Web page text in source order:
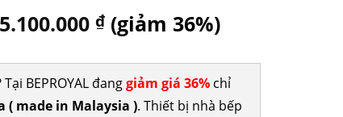
5.100.000 ₫(giảm 36%)
BEPROYAL đanggiảm giá 36%chỉ
( made in Malaysia ). Thiết bị nhà bếp